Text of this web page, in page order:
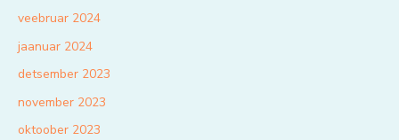
veebruar 2024
jaanuar 2024
detsember 2023
november 2023
oktoober 2023